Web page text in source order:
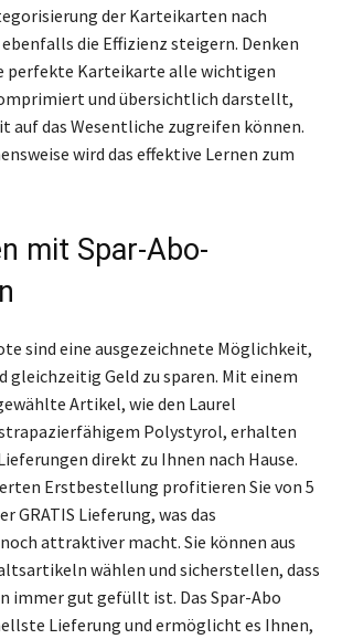
der Karteikarten nach
die Effizienz steigern. Denken
perfekte Karteikarte alle wichtigen
und übersichtlich darstellt,
auf das Wesentliche zugreifen können.
wird das effektive Lernen zum
mit Spar-Abo-
sind eine ausgezeichnete Möglichkeit,
gleichzeitig Geld zu sparen. Mit einem
Artikel, wie den Laurel
Polystyrol, erhalten
direkt zu Ihnen nach Hause.
Erstbestellung profitieren Sie von 5
GRATIS Lieferung, was das
attraktiver macht. Sie können aus
wählen und sicherstellen, dass
immer gut gefüllt ist. Das Spar-Abo
Lieferung und ermöglicht es Ihnen,